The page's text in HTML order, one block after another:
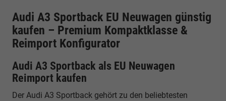
Audi A3 Sportback EU Neuwagen günstig
kaufen – Premium Kompaktklasse &
Reimport Konfigurator
Audi A3 Sportback als EU Neuwagen
Reimport kaufen
Der Audi A3 Sportback gehört zu den beliebtesten